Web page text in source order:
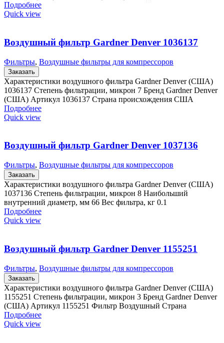
Подробнее
Quick view
Воздушный фильтр Gardner Denver 1036137
Фильтры, Воздушные фильтры для компрессоров
Заказать
Характеристики воздушного фильтра Gardner Denver (США)
1036137 Степень фильтрации, микрон 7 Бренд Gardner Denver
(США) Артикул 1036137 Страна происхождения США
Подробнее
Quick view
Воздушный фильтр Gardner Denver 1037136
Фильтры, Воздушные фильтры для компрессоров
Заказать
Характеристики воздушного фильтра Gardner Denver (США)
1037136 Степень фильтрации, микрон 8 Наибольший
внутренний диаметр, мм 66 Вес фильтра, кг 0.1
Подробнее
Quick view
Воздушный фильтр Gardner Denver 1155251
Фильтры, Воздушные фильтры для компрессоров
Заказать
Характеристики воздушного фильтра Gardner Denver (США)
1155251 Степень фильтрации, микрон 3 Бренд Gardner Denver
(США) Артикул 1155251 Фильтр Воздушный Страна
Подробнее
Quick view